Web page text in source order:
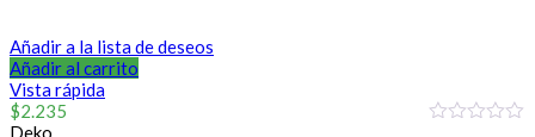
Añadir a la lista de deseos
Añadir al carrito
Vista rápida
$2.235
Deko